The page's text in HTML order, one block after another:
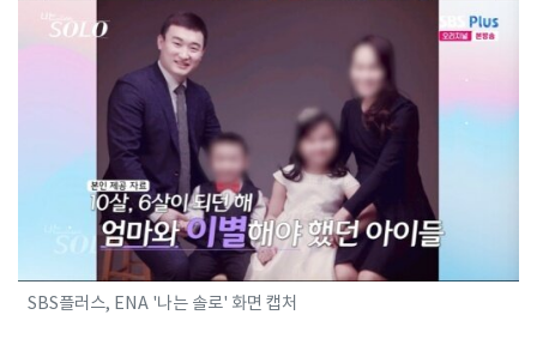
SBS플러스, ENA '나는 솔로' 화면 캡처